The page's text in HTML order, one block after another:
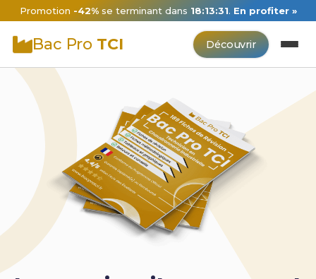
Promotion -42%se terminant dans 18:13:30.En profiter »
Bac Pro TCI Découvrir